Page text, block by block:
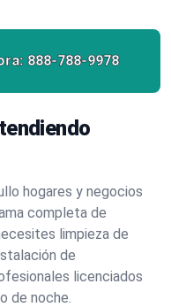
888-788-9978
hogares y negocios
completa de
limpieza de
de
licenciados
de noche.